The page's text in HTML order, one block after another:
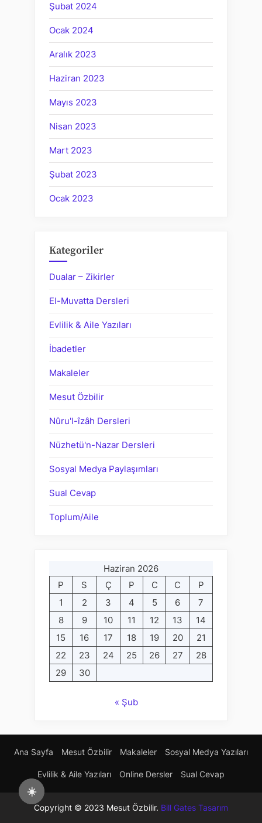
☀️
Şubat 2024
Ocak 2024
Aralık 2023
Haziran 2023
Mayıs 2023
Nisan 2023
Mart 2023
Şubat 2023
Ocak 2023
Kategoriler
Dualar – Zikirler
El-Muvatta Dersleri
Evlilik & Aile Yazıları
İbadetler
Makaleler
Mesut Özbilir
Nûru'l-îzâh Dersleri
Nüzhetü'n-Nazar Dersleri
Sosyal Medya Paylaşımları
Sual Cevap
Toplum/Aile
Haziran 2026
P
S Ç P C C
P
1
2 3 4 5 6
7
8
9 10 11 12 13
14
15
16 17 18 19 20
21
22
23 24 25 26 27
28
29
30
« Şub
Ana Sayfa Mesut Özbilir Makaleler Sosyal Medya Yazıları
Evlilik & Aile Yazıları Online Dersler Sual Cevap
Copyright © 2023 Mesut Özbilir. Bill Gates Tasarım